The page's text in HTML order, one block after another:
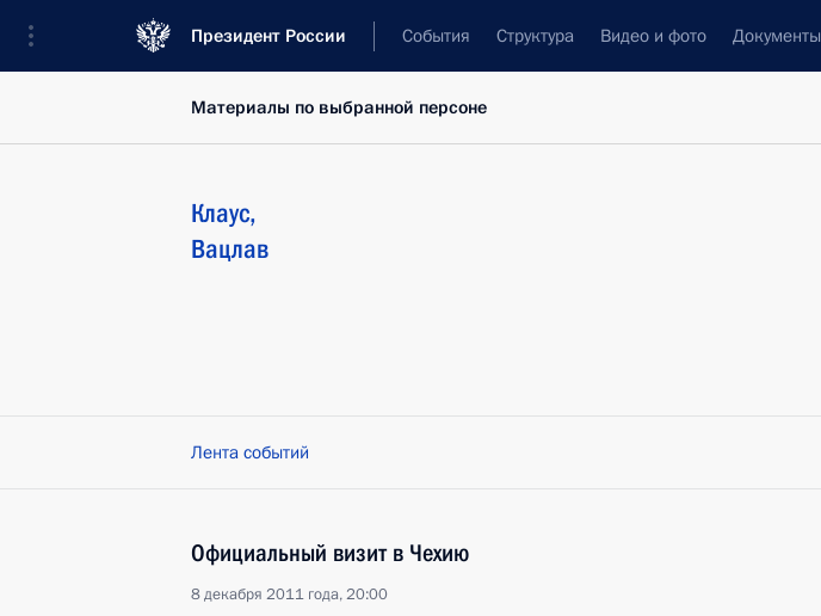
Президент России События Структура Видео и фото Документы
Материалы по выбранной персоне
Клаус,
Вацлав
Лента событий
Официальный визит в Чехию
8 декабря 2011 года, 20:00